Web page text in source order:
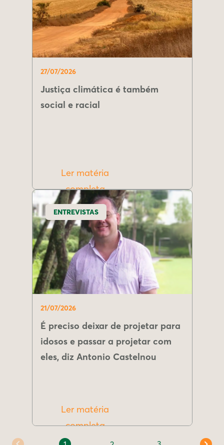
27/07/2026
Justiça climática é também
social e racial
Ler matéria
completa
ENTREVISTAS
21/07/2026
É preciso deixar de projetar para
idosos e passar a projetar com
eles, diz Antonio Castelnou
Ler matéria
completa